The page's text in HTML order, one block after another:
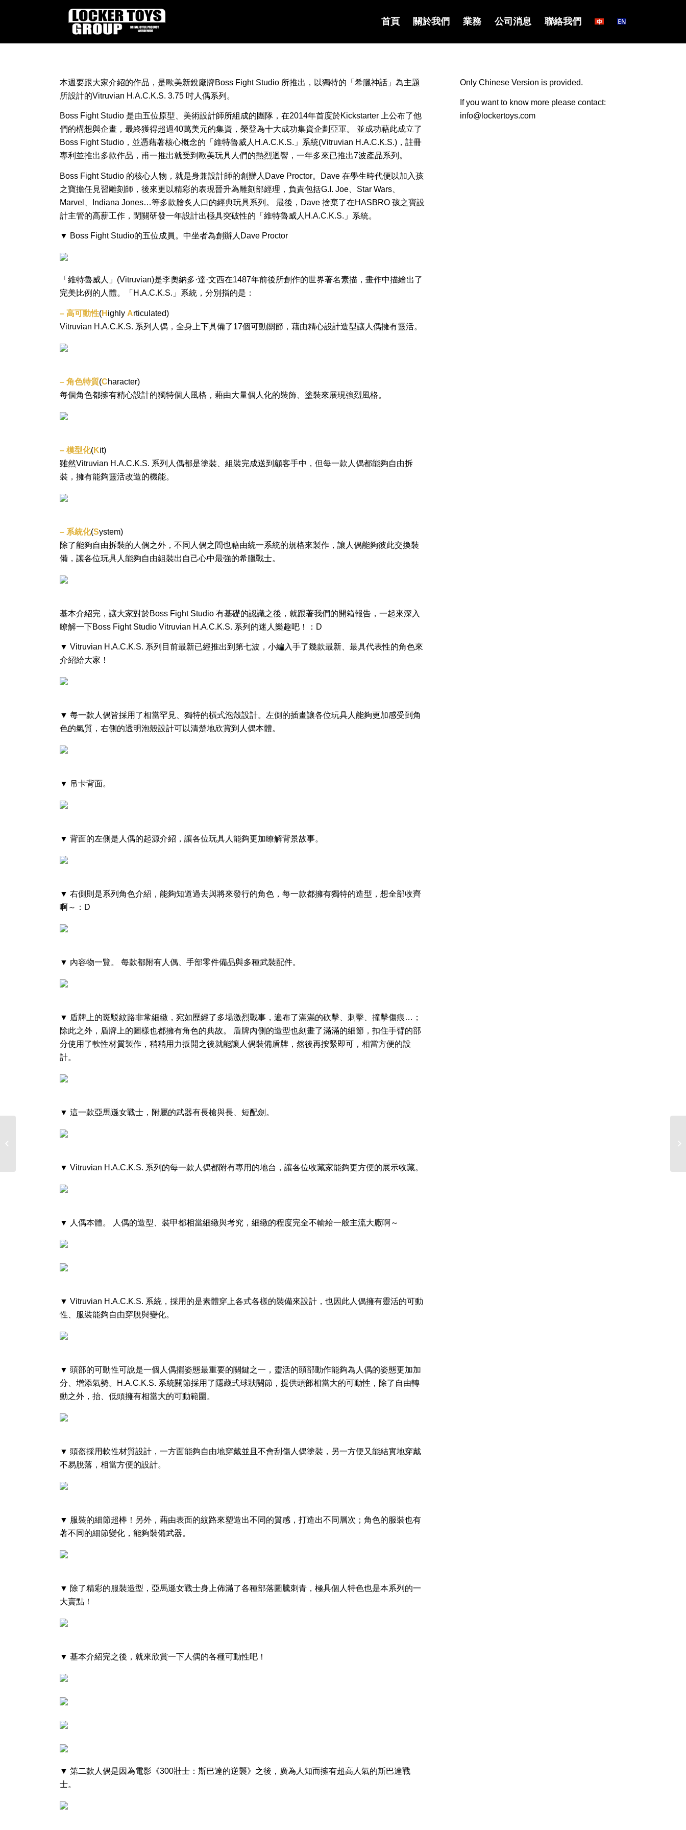
首頁 關於我們 業務 公司消息 聯絡我們
本週要跟大家介紹的作品，是歐美新銳廠牌Boss Fight Studio 所推出，以獨特的「希臘神話」為主題
所設計的Vitruvian H.A.C.K.S. 3.75 吋人偶系列。
Boss Fight Studio 是由五位原型、美術設計師所組成的團隊，在2014年首度於Kickstarter 上公布了他
們的構想與企畫，最終獲得超過40萬美元的集資，榮登為十大成功集資企劃亞軍。 並成功藉此成立了
Boss Fight Studio，並憑藉著核心概念的「維特魯威人H.A.C.K.S.」系統(Vitruvian H.A.C.K.S.)，註冊
專利並推出多款作品，甫一推出就受到歐美玩具人們的熱烈迴響，一年多來已推出7波產品系列。
Boss Fight Studio 的核心人物，就是身兼設計師的創辦人Dave Proctor。Dave 在學生時代便以加入孩
之寶擔任見習雕刻師，後來更以精彩的表現晉升為雕刻部經理，負責包括G.I. Joe、Star Wars、
Marvel、Indiana Jones…等多款膾炙人口的經典玩具系列。 最後，Dave 捨棄了在HASBRO 孩之寶設
計主管的高薪工作，閉關研發一年設計出極具突破性的「維特魯威人H.A.C.K.S.」系統。
▼ Boss Fight Studio的五位成員。中坐者為創辦人Dave Proctor
「維特魯威人」(Vitruvian)是李奧納多·達·文西在1487年前後所創作的世界著名素描，畫作中描繪出了
完美比例的人體。「H.A.C.K.S.」系統，分別指的是：
– 高可動性(H ighly Articulated)
Vitruvian H.A.C.K.S. 系列人偶，全身上下具備了17個可動關節，藉由精心設計造型讓人偶擁有靈活。
– 角色特質(Character)
每個角色都擁有精心設計的獨特個人風格，藉由大量個人化的裝飾、塗裝來展現強烈風格。
– 模型化(Kit)
雖然Vitruvian H.A.C.K.S. 系列人偶都是塗裝、組裝完成送到顧客手中，但每一款人偶都能夠自由拆
裝，擁有能夠靈活改造的機能。
– 系統化(System)
除了能夠自由拆裝的人偶之外，不同人偶之間也藉由統一系統的規格來製作，讓人偶能夠彼此交換裝
備，讓各位玩具人能夠自由組裝出自己心中最強的希臘戰士。
基本介紹完，讓大家對於Boss Fight Studio 有基礎的認識之後，就跟著我們的開箱報告，一起來深入
瞭解一下Boss Fight Studio Vitruvian H.A.C.K.S. 系列的迷人樂趣吧！：D
▼ Vitruvian H.A.C.K.S. 系列目前最新已經推出到第七波，小編入手了幾款最新、最具代表性的角色來
介紹給大家！
▼ 每一款人偶皆採用了相當罕見、獨特的橫式泡殼設計。左側的插畫讓各位玩具人能夠更加感受到角
色的氣質，右側的透明泡殼設計可以清楚地欣賞到人偶本體。
▼ 吊卡背面。
▼ 背面的左側是人偶的起源介紹，讓各位玩具人能夠更加瞭解背景故事。
▼ 右側則是系列角色介紹，能夠知道過去與將來發行的角色，每一款都擁有獨特的造型，想全部收齊
啊～：D
▼ 內容物一覽。 每款都附有人偶、手部零件備品與多種武裝配件。
▼ 盾牌上的斑駁紋路非常細緻，宛如歷經了多場激烈戰事，遍布了滿滿的砍擊、刺擊、撞擊傷痕…；
除此之外，盾牌上的圖樣也都擁有角色的典故。 盾牌內側的造型也刻畫了滿滿的細節，扣住手臂的部
分使用了軟性材質製作，稍稍用力扳開之後就能讓人偶裝備盾牌，然後再按緊即可，相當方便的設
計。
▼ 這一款亞馬遜女戰士，附屬的武器有長槍與長、短配劍。
▼ Vitruvian H.A.C.K.S. 系列的每一款人偶都附有專用的地台，讓各位收藏家能夠更方便的展示收藏。
▼ 人偶本體。 人偶的造型、裝甲都相當細緻與考究，細緻的程度完全不輸給一般主流大廠啊～
▼ Vitruvian H.A.C.K.S. 系統，採用的是素體穿上各式各樣的裝備來設計，也因此人偶擁有靈活的可動
性、服裝能夠自由穿脫與變化。
▼ 頭部的可動性可說是一個人偶擺姿態最重要的關鍵之一，靈活的頭部動作能夠為人偶的姿態更加加
分、增添氣勢。H.A.C.K.S. 系統關節採用了隱藏式球狀關節，提供頭部相當大的可動性，除了自由轉
動之外，抬、低頭擁有相當大的可動範圍。
▼ 頭盔採用軟性材質設計，一方面能夠自由地穿戴並且不會刮傷人偶塗裝，另一方便又能結實地穿戴
不易脫落，相當方便的設計。
▼ 服裝的細節超棒！另外，藉由表面的紋路來塑造出不同的質感，打造出不同層次；角色的服裝也有
著不同的細節變化，能夠裝備武器。
▼ 除了精彩的服裝造型，亞馬遜女戰士身上佈滿了各種部落圖騰刺青，極具個人特色也是本系列的一
大賣點！
▼ 基本介紹完之後，就來欣賞一下人偶的各種可動性吧！
▼ 第二款人偶是因為電影《300壯士：斯巴達的逆襲》之後，廣為人知而擁有超高人氣的斯巴達戰
士。
Only Chinese Version is provided.
If you want to know more please contact:
info@lockertoys.com
捕捉您的Boss Fight 人